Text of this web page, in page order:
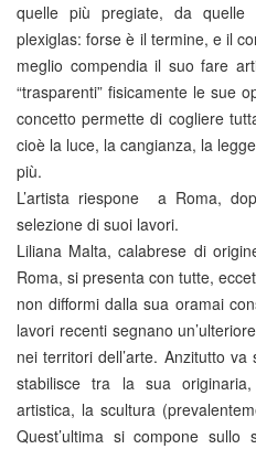
quelle più pregiate, da
plexiglas: forse è il termine, e il
meglio compendia il suo fare
“trasparenti” fisicamente le sue
concetto permette di cogliere
cioè la luce, la cangianza, la
più.
L’artista riespone a Roma,
selezione di suoi lavori.
Liliana Malta, calabrese di
Roma, si presenta con tutte,
non difformi dalla sua oramai
lavori recenti segnano
nei territori dell’arte. Anzitutto
stabilisce tra la sua
artistica, la scultura
Quest’ultima si compone